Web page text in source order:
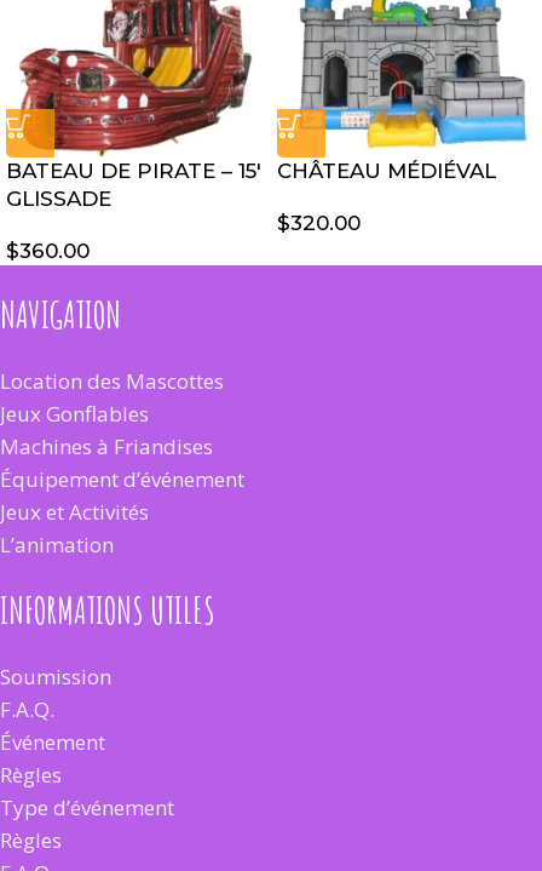
BATEAU DE PIRATE – 15′
GLISSADE
$360.00
CHÂTEAU MÉDIÉVAL
$320.00
NAVIGATION
Location des Mascottes
Jeux Gonflables
Machines à Friandises
Équipement d’événement
Jeux et Activités
L’animation
INFORMATIONS UTILES
Soumission
F.A.Q.
Événement
Règles
Type d’événement
Règles